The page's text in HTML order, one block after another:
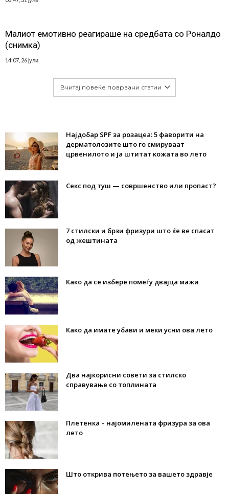
Малиот емотивно реагираше на средбата со Роналдо
(снимка)
14:07, 26 јули
Вчитај повеќе поврзани статии
Најдобар SPF за розацеа: 5 фаворити на
дерматолозите што го смируваат
црвенилото и ја штитат кожата во лето
Секс под туш — совршенство или пропаст?
7 стилски и брзи фризури што ќе ве спасат
од жештината
Како да се избере помеѓу двајца мажи
Како да имате убави и меки усни ова лето
Два најкорисни совети за стилско
справување со топлината
Плетенка – најомилената фризура за ова
лето
Што открива потењето за вашето здравје